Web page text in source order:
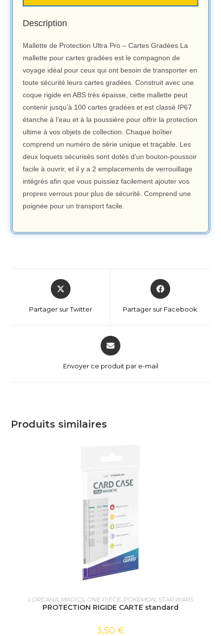
Description
Mallette de Protection Ultra Pro – Cartes Gradées La
mallette pour cartes gradées est le compagnon de
voyage idéal pour ceux qui ont besoin de transporter en
toute sécurité leurs cartes gradées. Construit avec une
coque rigide en ABS très épaisse, cette mallette peut
contenir jusqu’à 100 cartes gradées et est classé IP67
étanche à l’eau et à la poussière pour offrir la protection
ultime à vos objets de collection. Chaque boîtier
comprend un numéro de série unique et traçable. Les
deux loquets sécurisés sont dotés d’un bouton-poussoir
facile à ouvrir, et il y a 2 emplacements de verrouillage
intégrés afin que vous puissiez facilement ajouter vos
propres verrous pour plus de sécurité. Comprend une
poignée pour un transport facile.
Partager sur Twitter Partager sur Facebook
Envoyer ce produit par e-mail
Produits similaires
AJOUTER AU PANIER
LORCANA, MAGICS, ONE PIECE, POKEMON, STAR WARS
PROTECTION RIGIDE CARTE standard
3,50 €